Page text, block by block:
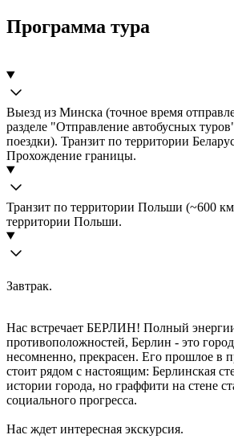
Программа тура
Выезд из Минска (точное время
разделе "Отправление автобусных
поездки). Транзит по территории
Прохождение границы.
Транзит по территории Польши (~600
территории Польши.
Завтрак.
Нас встречает БЕРЛИН! Полный
противоположностей, Берлин - это
несомненно, прекрасен. Его прошлое в
стоит рядом с настоящим: Берлинская
истории города, но граффити на стене
социального прогресса.
Нас ждет интересная экскурсия.